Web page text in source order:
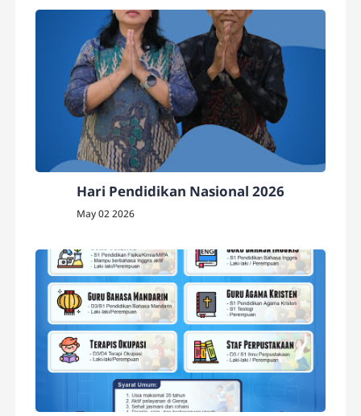
Hari Pendidikan Nasional 2026
May 02 2026